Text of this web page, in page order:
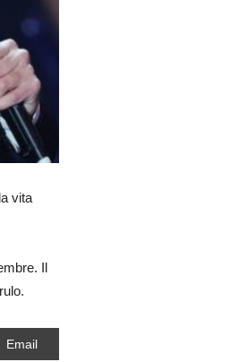
vita
Il
Email